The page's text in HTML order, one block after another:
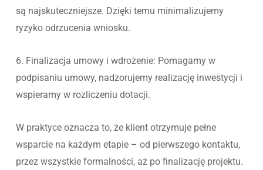
są najskuteczniejsze. Dzięki temu minimalizujemy
ryzyko odrzucenia wniosku.
6. Finalizacja umowy i wdrożenie: Pomagamy w
podpisaniu umowy, nadzorujemy realizację inwestycji i
wspieramy w rozliczeniu dotacji.
W praktyce oznacza to, że klient otrzymuje pełne
wsparcie na każdym etapie – od pierwszego kontaktu,
przez wszystkie formalności, aż po finalizację projektu.